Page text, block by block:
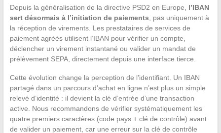
Depuis la généralisation de la directive PSD2 en Europe, l’IBAN
sert désormais à l’initiation de paiements, pas uniquement à
la réception de virements. Les prestataires de services de
paiement agréés utilisent l’IBAN pour vérifier un compte,
déclencher un virement instantané ou valider un mandat de
prélèvement SEPA, directement depuis une interface tierce.
Cette évolution change la perception de l’identifiant. Un IBAN
partagé dans un parcours d’achat en ligne n’est plus un simple
relevé d’identité : il devient la clé d’entrée d’une transaction
active. Nous recommandons de vérifier systématiquement les
quatre premiers caractères (code pays + clé de contrôle) avant
de valider un paiement, car une erreur sur la clé de contrôle